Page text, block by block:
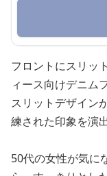
フロントにスリッ
ィース向けデニム
スリットデザイン
練された印象を演
50代の女性が気に